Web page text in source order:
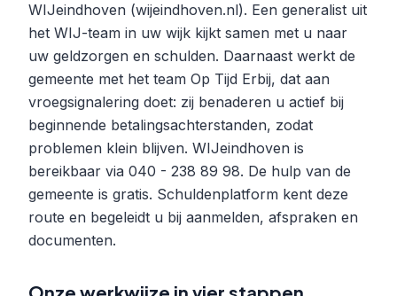
WIJeindhoven (wijeindhoven.nl). Een generalist uit
het WIJ-team in uw wijk kijkt samen met u naar
uw geldzorgen en schulden. Daarnaast werkt de
gemeente met het team Op Tijd Erbij, dat aan
vroegsignalering doet: zij benaderen u actief bij
beginnende betalingsachterstanden, zodat
problemen klein blijven. WIJeindhoven is
bereikbaar via 040 - 238 89 98. De hulp van de
gemeente is gratis. Schuldenplatform kent deze
route en begeleidt u bij aanmelden, afspraken en
documenten.